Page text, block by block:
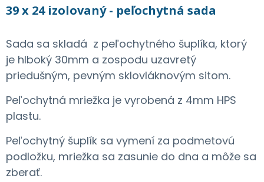
39 x 24 izolovaný - peľochytná sada
Sada sa skladá z peľochytného šuplíka, ktorý
je hlboký 30mm a zospodu uzavretý
priedušným, pevným sklovláknovým sitom.
Peľochytná mriežka je vyrobená z 4mm HPS
plastu.
Peľochytný šuplík sa vymení za podmetovú
podložku, mriežka sa zasunie do dna a môže sa
zberať.